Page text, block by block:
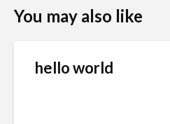
You may also like
hello world